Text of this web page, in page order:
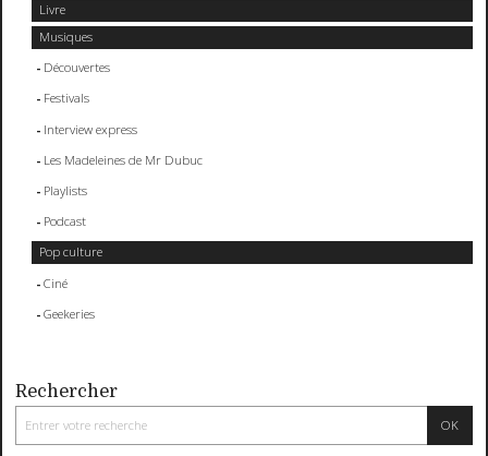
Livre
Musiques
Découvertes
Festivals
Interview express
Les Madeleines de Mr Dubuc
Playlists
Podcast
Pop culture
Ciné
Geekeries
Rechercher